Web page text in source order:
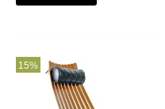
15%